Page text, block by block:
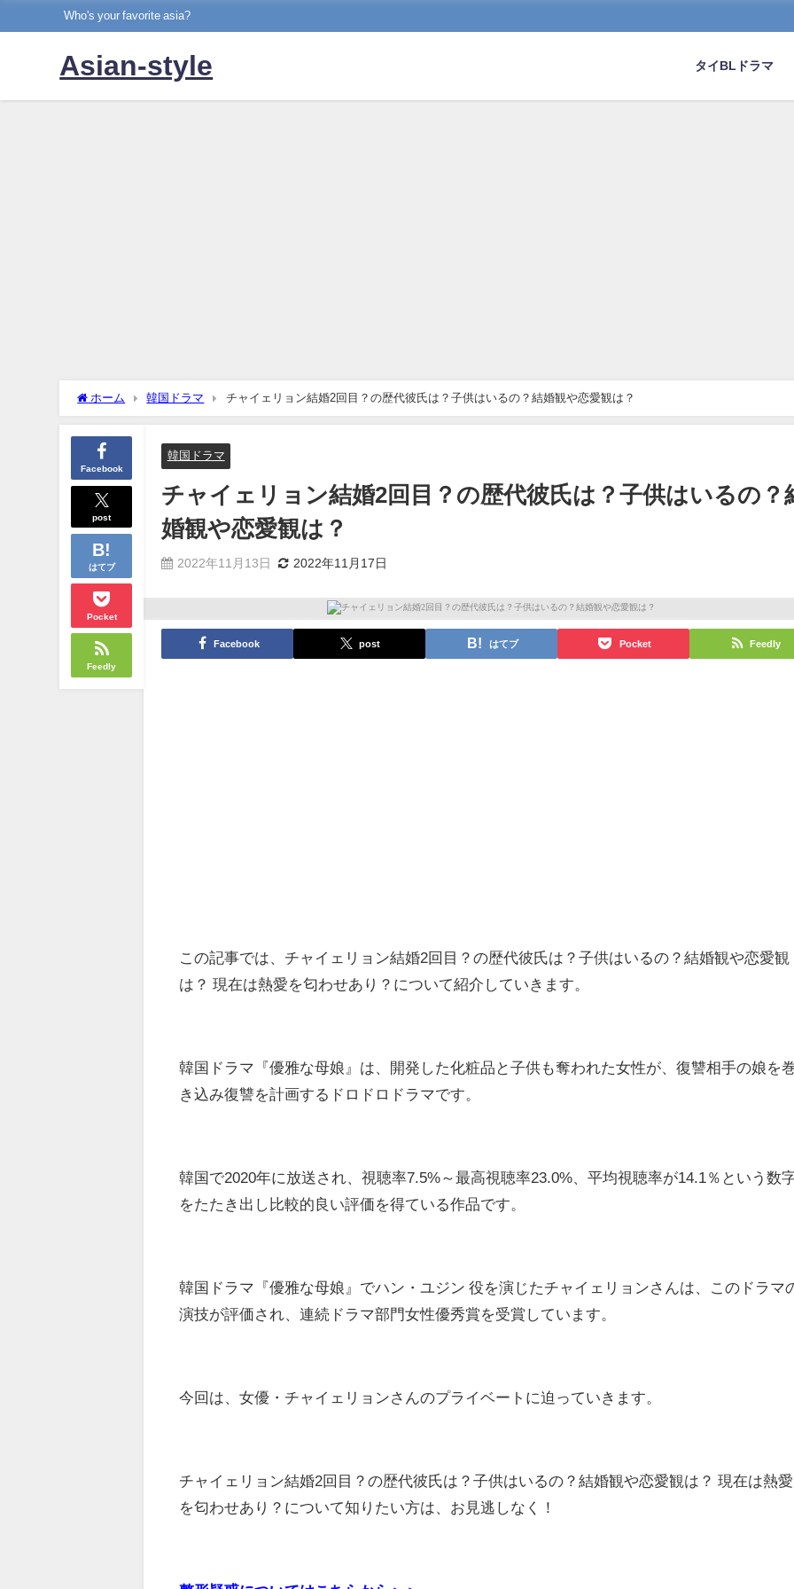
Who's your favorite asia?
Asian-style タイBLドラマ
ホーム 韓国ドラマ チャイェリョン結婚2回目？の歴代彼氏は？子供はいるの？結婚観や恋愛観は？
Facebook
post
はてブ
Pocket
Feedly
韓国ドラマ
チャイェリョン結婚2回目？の歴代彼氏は？子供はいるの？
婚観や恋愛観は？
2022年11月13日 2022年11月17日
Facebook post はてブ Pocket Feedly
この記事では、チャイェリョン結婚2回目？の歴代彼氏は？子供はいるの？結婚観や恋愛観
は？ 現在は熱愛を匂わせあり？について紹介していきます。
韓国ドラマ『優雅な母娘』は、開発した化粧品と子供も奪われた女性が、復讐相手の娘を
き込み復讐を計画するドロドロドラマです。
韓国で2020年に放送され、視聴率7.5%～最高視聴率23.0%、平均視聴率が14.1％という数
をたたき出し比較的良い評価を得ている作品です。
韓国ドラマ『優雅な母娘』でハン・ユジン 役を演じたチャイェリョンさんは、このドラマ
演技が評価され、連続ドラマ部門女性優秀賞を受賞しています。
今回は、女優・チャイェリョンさんのプライベートに迫っていきます。
チャイェリョン結婚2回目？の歴代彼氏は？子供はいるの？結婚観や恋愛観は？ 現在は熱愛
を匂わせあり？について知りたい方は、お見逃しなく！